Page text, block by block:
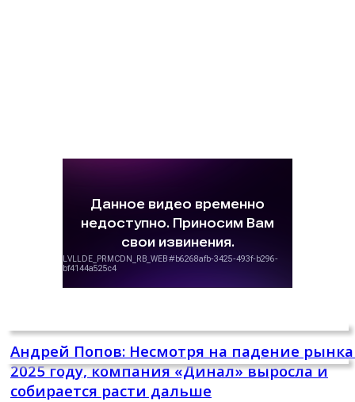
Андрей Попов: Несмотря на падение
2025 году, компания «Динал» выросла и
собирается расти дальше